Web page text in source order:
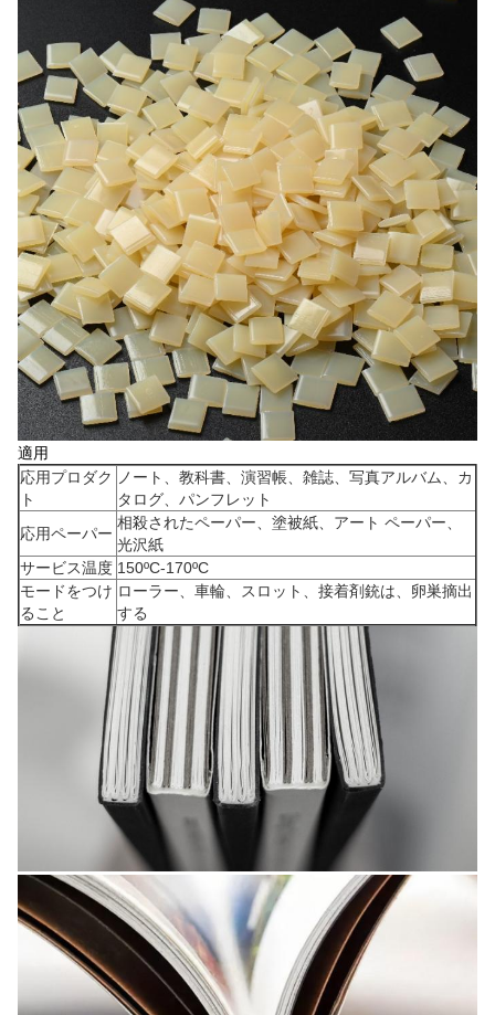
適用
応用プロダク
ト
ノート、教科書、演習帳、雑誌、写真アルバム、カ
タログ、パンフレット
応用ペーパー
相殺されたペーパー、塗被紙、アート ペーパー、
光沢紙
サービス温度 150ºC-170ºC
モードをつけ
ること
ローラー、車輪、スロット、接着剤銃は、卵巣摘出
する